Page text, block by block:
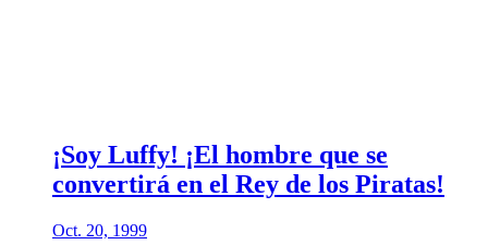
¡Soy Luffy! ¡El hombre que se
convertirá en el Rey de los Piratas!
Oct. 20, 1999